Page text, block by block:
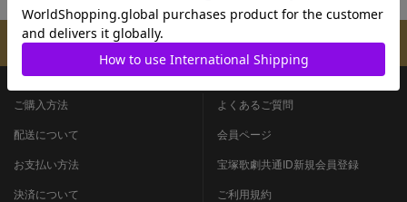
メールマガジンのご案内
ご購入方法
配送について
お支払い方法
決済について
よくあるご質問
会員ページ
宝塚歌劇共通ID新規会員登録
ご利用規約